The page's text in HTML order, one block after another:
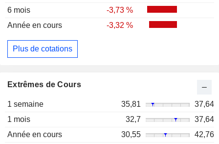
6 mois
-3,73 %
Année en cours
-3,32 %
Plus de cotations
Extrêmes de Cours
1 semaine 35,81
37,64
1 mois
32,7
37,64
Année en cours
30,55
42,76